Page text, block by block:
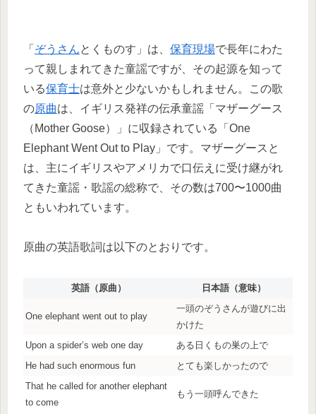
「 ぞうさんとくものす」は、 保育現場で長年にわた
って親しまれてきた童謡ですが、その起源を知って
いる保育士は意外と少ないかもしれません。この歌
の原曲は、イギリス発祥の伝承童謡「マザーグース
（Mother Goose）」に収録されている「One
Elephant Went Out to Play」です。マザーグースと
は、主にイギリスやアメリカで口伝えに受け継がれ
てきた童謡・歌謡の総称で、その数は700〜1000曲
ともいわれています。
原曲の英語歌詞は以下のとおりです。
英語（原曲） 日本語（意味）
One elephant went out to play
一頭のぞうさんが遊びに出
かけた
Upon a spider’s web one day
ある日くもの巣の上で
He had such enormous fun
とても楽しかったので
That he called for another elephant
to come
もう一頭呼んできた